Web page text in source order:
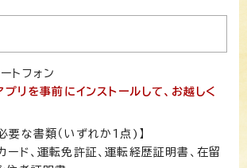
トフォン
を事前にインストールして、お越しく
要な書類（いずれか1点)】
ード、運転免許証、運転経歴証明書、在留